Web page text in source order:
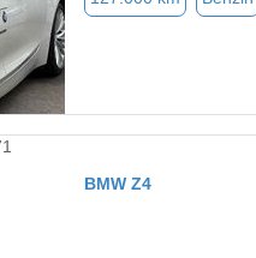
BMW Z4